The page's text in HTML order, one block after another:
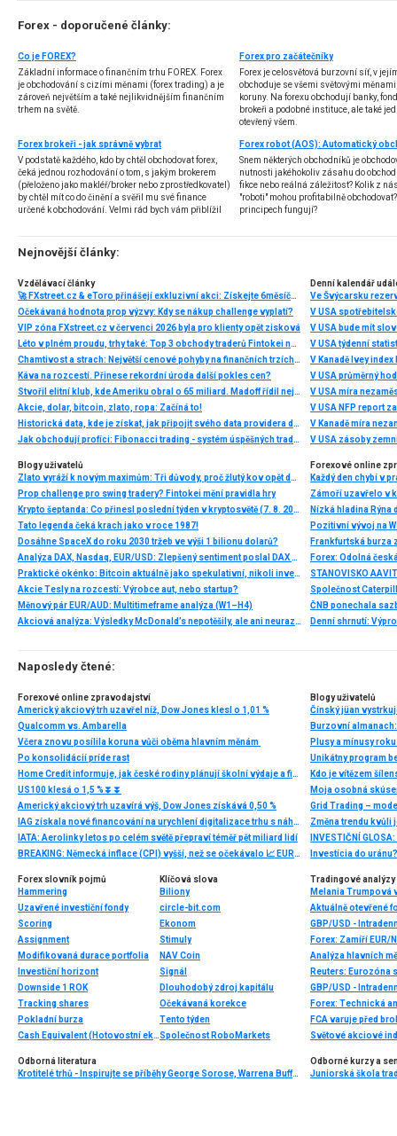
Forex - doporučené články:
Co je FOREX?
Základní informace o finančním trhu FOREX. Forex
je obchodování s cizími měnami (forex trading) a je
zároveň největším a také nejlikvidnějším finančním
trhem na světě.
Forex pro začátečníky
Forex je celosvětová burzovní síť, v
obchoduje se všemi světovými
koruny. Na forexu obchodují banky,
brokeři a podobné instituce, ale také
otevřený všem.
Forex brokeři - jak správně vybrat
V podstatě každého, kdo by chtěl obchodovat forex,
čeká jednou rozhodování o tom, s jakým brokerem
(přeloženo jako makléř/broker nebo zprostředkovatel)
by chtěl mít co do činění a svěřil mu své finance
určené k obchodování. Velmi rád bych vám přiblížil
několik příkladů nejznámějších z nich.
Snem některých obchodníků je
nutnosti jakéhokoliv zásahu do
fikce nebo reálná záležitost? Kolik z
"roboti" mohou profitabilně
principech fungují?
Nejnovější články:
Vzdělávací články
🚀 FXstreet.cz & eToro přinášejí exkluzivní akci: Získejte 6měsíční členství ve VIP zóně ZDARMA
Očekávaná hodnota prop výzvy: Kdy se nákup challenge vyplatí?
VIP zóna FXstreet.cz v červenci 2026 byla pro klienty opět zisková
Léto v plném proudu, trhy také: Top 3 obchody traderů Fintokei na indexech a zlatě
Chamtivost a strach: Největší cenové pohyby na finančních trzích (červenec 2026)
Káva na rozcestí. Přinese rekordní úroda další pokles cen?
Stvořil elitní klub, kde Ameriku obral o 65 miliard. Madoff řídil největší Ponzi dějin
Akcie, dolar, bitcoin, zlato, ropa: Začíná to!
Historická data, kde je získat, jak připojit svého data providera do MultiCharts a proč je budeme potřebovat? (4. díl)
Jak obchodují profíci: Fibonacci trading - systém úspěšných traderů
Denní kalendář
Ve Švýcarsku
V USA
V USA bude mít
V USA týdenní
V Kanadě Ivey index
V USA průměrný
V USA míra
V USA NFP report
V Kanadě míra
V USA zásoby
Blogy uživatelů
Zlato vyráží k novým maximům: Tři důvody, proč žlutý kov opět dominuje
Prop challenge pro swing tradery? Fintokei mění pravidla hry
Krypto šeptanda: Co přinesl poslední týden v kryptosvětě (7. 8. 2026)
Tato legenda čeká krach jako v roce 1987!
Dosáhne SpaceX do roku 2030 tržeb ve výši 1 bilionu dolarů?
Analýza DAX, Nasdaq, EUR/USD: Zlepšený sentiment poslal DAX na nová maxima
Praktické okénko: Bitcoin aktuálně jako spekulativní, nikoli investiční aktivum
Akcie Tesly na rozcestí: Výrobce aut, nebo startup?
Měnový pár EUR/AUD: Multitimeframe analýza (W1–H4)
Akciová analýza: Výsledky McDonald’s nepotěšily, ale ani neurazily. Jakou vizi společnost prezentovala?
Forexové online
Nízká hladina
Pozitivní vývoj na
Frankfurtská burza
Denní shrnutí:
Naposledy čtené:
Forexové online zpravodajství
Americký akciový trh uzavřel níž, Dow Jones klesl o 1,01 %
Qualcomm vs. Ambarella
Včera znovu posílila koruna vůči oběma hlavním měnám
Po konsolidácií príde rast
Home Credit informuje, jak české rodiny plánují školní výdaje a finanční výchovu dětí
US100 klesá o 1,5 %⏬⏬
Americký akciový trh uzavírá výš, Dow Jones získává 0,50 %
IAG získala nové financování na urychlení digitalizace trhu s náhradními díly pro automobily ve střední a východní Evropě
IATA: Aerolinky letos po celém světě přepraví téměř pět miliard lidí
BREAKING: Německá inflace (CPI) vyšší, než se očekávalo 📈 EURUSD bez větší reakce
Blogy uživatelů
Čínský jüan
Burzovní
Plusy a mínusy
Unikátny program
Moja osobná
Grid Trading –
Změna trendu kvůli
Investícia do uránu?
Forex slovník pojmů
Hammering
Uzavřené investiční fondy
Scoring
Assignment
Modifikovaná durace portfolia
Investiční horizont
Downside 1 ROK
Tracking shares
Pokladní burza
Cash Equivalent (Hotovostní ekvivalent)
Klíčová slova
Biliony
circle-bit.com
Ekonom
Stimuly
NAV Coin
Signál
Dlouhodobý zdroj kapitálu
Očekávaná korekce
Tento týden
Společnost RoboMarkets
Tradingové analýzy
Aktuálně otevřené
GBP/USD -
Forex: Zamíří EUR/
Analýza hlavních
Reuters: Eurozóna
GBP/USD -
Forex: Technická
FCA varuje před
Světové akciové
Odborná literatura
Krotitelé trhů - Inspirujte se příběhy George Sorose, Warrena Buffetta a Paula Volckera
Odborné kurzy a
Juniorská škola